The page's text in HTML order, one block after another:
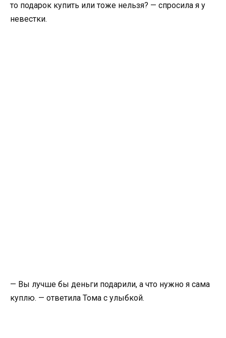
то подарок купить или тоже нельзя? — спросила я у
невестки.
— Вы лучше бы деньги подарили, а что нужно я сама
куплю. — ответила Тома с улыбкой.